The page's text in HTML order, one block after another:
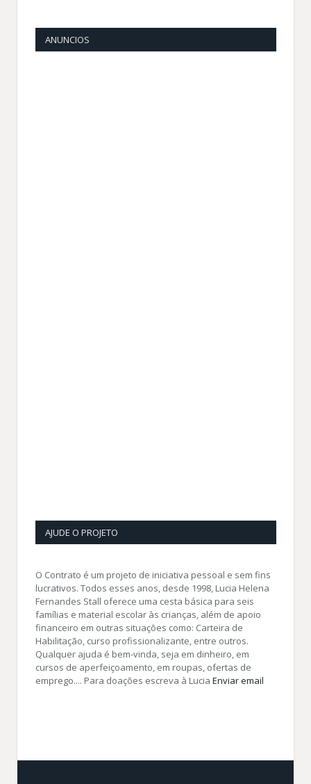
ANUNCIOS
AJUDE O PROJETO
O Contrato é um projeto de iniciativa pessoal e sem fins
lucrativos. Todos esses anos, desde 1998, Lucia Helena
Fernandes Stall oferece uma cesta básica para seis
famílias e material escolar às crianças, além de apoio
financeiro em outras situações como: Carteira de
Habilitação, curso profissionalizante, entre outros.
Qualquer ajuda é bem-vinda, seja em dinheiro, em
cursos de aperfeiçoamento, em roupas, ofertas de
emprego.... Para doações escreva à Lucia Enviar email